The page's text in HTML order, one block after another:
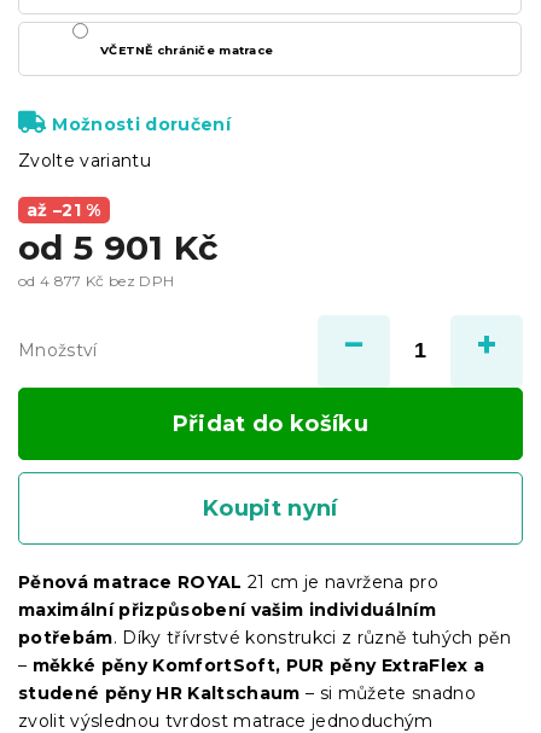
až –21 %
od 5 901 Kč
od 4 877 Kč bez DPH
Zvolte variantu
VČETNĚ chrániče matrace
Možnosti doručení
Množství
Přidat do košíku
Koupit nyní
Pěnová matrace ROYAL 21 cm je navržena pro
maximální přizpůsobení vašim individuálním
potřebám. Díky třívrstvé konstrukci z různě tuhých pěn
– měkké pěny KomfortSoft, PUR pěny ExtraFlex a
studené pěny HR Kaltschaum – si můžete snadno
zvolit výslednou tvrdost matrace jednoduchým